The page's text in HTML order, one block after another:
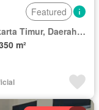
Featured
RW 12, Kayu Putih, Pulo Gadung, Jakarta Timur, Daerah Khusus Ibukota Jakarta
m²